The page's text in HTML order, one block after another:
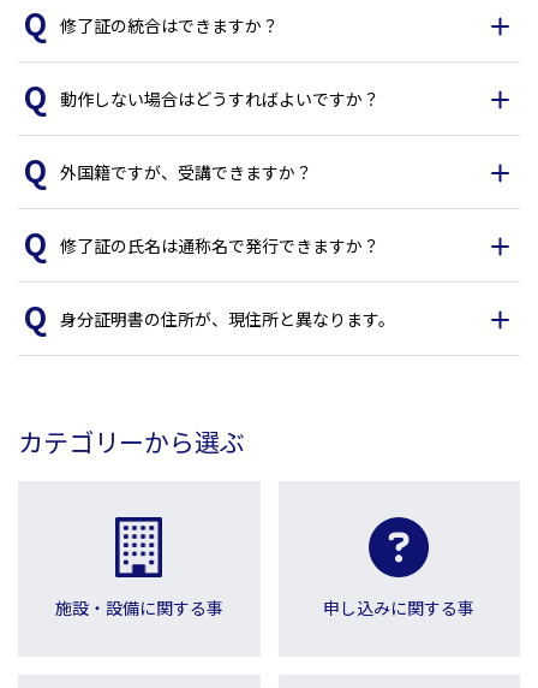
修了証の統合はできますか？
動作しない場合はどうすればよいですか？
外国籍ですが、受講できますか？
修了証の氏名は通称名で発行できますか？
身分証明書の住所が、現住所と異なります。
カテゴリーから選ぶ
施設・設備に関する事 申し込みに関する事